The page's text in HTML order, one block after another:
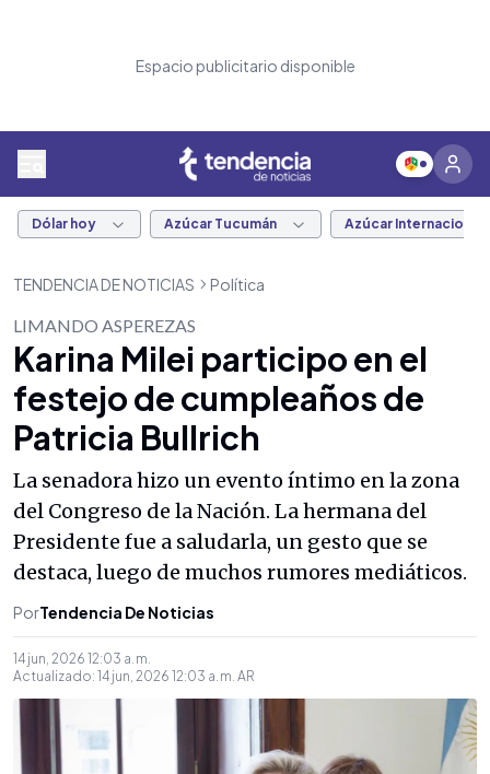
Espacio publicitario disponible
Dólar hoy Azúcar Tucumán Azúcar Internacional
TENDENCIA DE NOTICIAS Política
LIMANDO ASPEREZAS
Karina Milei participo en el
festejo de cumpleaños de
Patricia Bullrich
La senadora hizo un evento íntimo en la zona
del Congreso de la Nación. La hermana del
Presidente fue a saludarla, un gesto que se
destaca, luego de muchos rumores mediáticos.
PorTendencia De Noticias
14 jun, 2026 12:03 a. m.
Actualizado: 14 jun, 2026 12:03 a. m. AR